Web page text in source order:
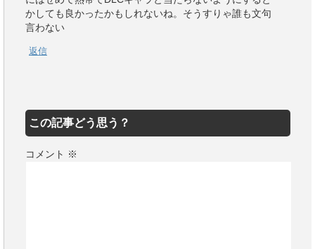
かしても良かったかもしれないね。そうすりゃ誰も文句
言わない
返信
この記事どう思う？
コメント ※